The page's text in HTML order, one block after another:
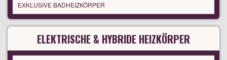
EXKLUSIVE BADHEIZKÖRPER
ELEKTRISCHE & HYBRIDE HEIZKÖRPER